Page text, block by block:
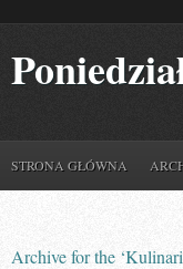
STRONA GŁÓWNA
Archive for the